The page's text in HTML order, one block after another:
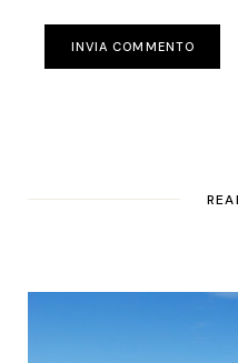
INVIA COMMENTO